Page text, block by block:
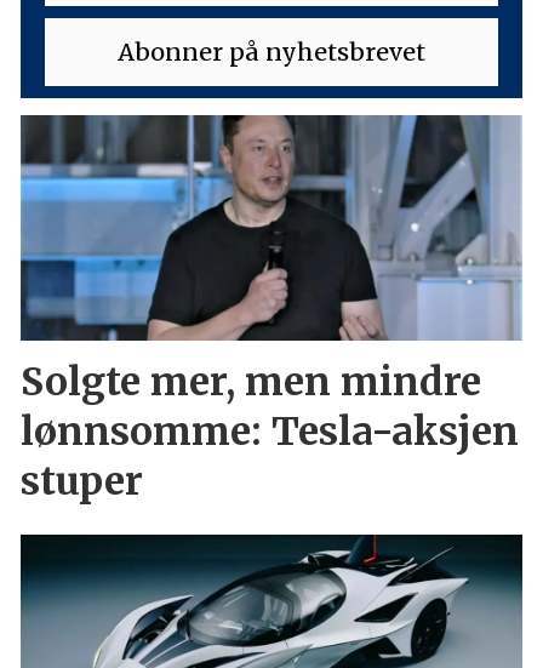
Solgte mer, men mindre
lønnsomme: Tesla-aksjen
stuper